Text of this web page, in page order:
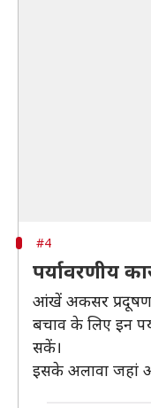
#4
पर्यावरणीय
आंखें अकसर
बचाव के लिए इन
सकें।
इसके अलावा जहां